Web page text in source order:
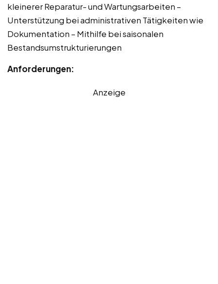
kleinerer Reparatur- und Wartungsarbeiten –
Unterstützung bei administrativen Tätigkeiten wie
Dokumentation – Mithilfe bei saisonalen
Bestandsumstrukturierungen
Anforderungen:
Anzeige